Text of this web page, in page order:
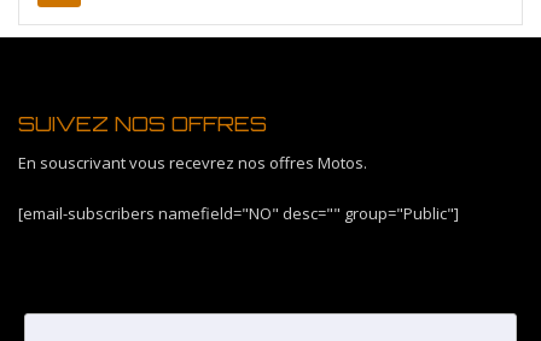
SUIVEZ NOS OFFRES
En souscrivant vous recevrez nos offres Motos.
[email-subscribers namefield="NO" desc="" group="Public"]